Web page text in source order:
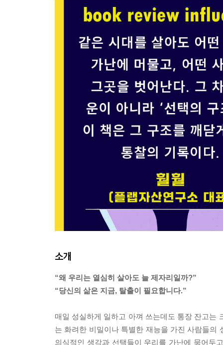
소개
“왜 우리는 열심히 살아도 늘 제자리일까?”
“당신의 삶은 지금, 탈출이 필요합니다.”
매일 성실하게 일하고 아껴 쓰는데도 통장 잔고는
는 화려한 비밀이나 특별한 재능을 가진 사람들의
의식적인 생각과 선택들이 우리를 가난에 묶어두